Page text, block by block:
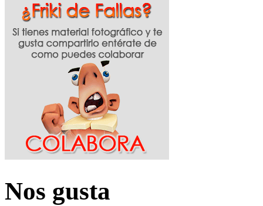
Nos gusta